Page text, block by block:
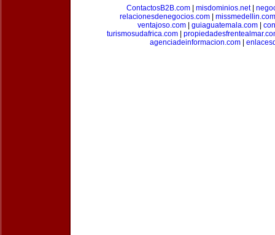
ContactosB2B.com| misdominios.net|
relacionesdenegocios.com| missmedellin.com
ventajoso.com
guiaguatemala.com
turismosudafrica.com
agenciadeinformacion.com